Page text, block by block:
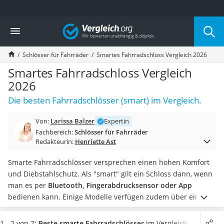
Die beliebtesten Vergleiche nach Kategorie
Freizeit & Sport
Gartentrampolin
Trampolin
Metalldetektor
Eufab-Fahrradträger
Trampolin 366 cm
Fahrradschloss
Futterboot
Air Bike
Trekkingschuhe Herren
Reisetasche mit Rollen
Klimmzugstation
Koffer
Nachtsichtgerät
Vergleich
Schlösser für Fahrräder Smartes Fahrradschloss Vergleich 2026
Smartes Fahrradschloss Vergleich
2026
Die besten Fahrradschlösser (smart) im Vergleich.
Von: Larissa Balzer
Expertin
Fachbereich:Schlösser für Fahrräder
Redakteurin: Henriette Ast
Smarte Fahrradschlösser versprechen einen hohen Komfort
und Diebstahlschutz. Als "smart" gilt ein Schloss dann, wenn
man es per Bluetooth, Fingerabdrucksensor oder App
bedienen kann. Einige Modelle verfügen zudem über einen
eingebauten Alarm, der potentielle Diebe schon beim ersten
Kontakt abschrecken soll. Doch trotz ihrer innovativen